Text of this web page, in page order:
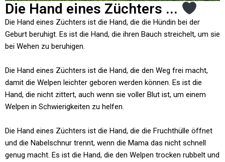
Die Hand eines Züchters ...
Die Hand eines Züchters ist die Hand, die die Hündin bei der
Geburt beruhigt. Es ist die Hand, die ihren Bauch streichelt, um sie
bei Wehen zu beruhigen.
Die Hand eines Züchters ist die Hand, die den Weg frei macht,
damit die Welpen leichter geboren werden können. Es ist die
Hand, die nicht zittert, auch wenn sie voller Blut ist, um einem
Welpen in Schwierigkeiten zu helfen.
Die Hand eines Züchters ist die Hand, die die Fruchthülle öffnet
und die Nabelschnur trennt, wenn die Mama das nicht schnell
genug macht. Es ist die Hand, die den Welpen trocken rubbelt und